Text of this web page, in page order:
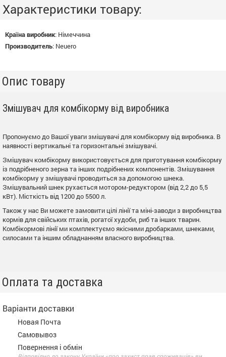
Характеристики товару:
Країна виробник: Німеччина
Производитель: Neuero
Опис товару
Змішувач для комбікорму від виробника
Пропонуємо до Вашої уваги змішувачі для комбікорму від виробника. В
наявності вертикальні та горизонтальні змішувачі.
Змішувач комбікорму використовується для приготування комбікорму
із подрібненого зерна та інших подрібнених компонентів. Змішування
комбікорму у змішувачі проводиться за допомогою шнека.
Змішувальний шнек рухається мотором-редуктором (від 2,2 до 5,5
кВт). Місткість від 1200 до 5500 л.
Також у нас Ви можете замовити цілі лінії та міні-заводи з виробництва
кормів для свійських птахів, рогатої худоби, риб та інших тварин.
Комбікормові лінії ми комплектуємо якісними дробарками, шнеками,
силосами та іншим обладнанням власного виробництва.
Оплата та доставка
Варіанти доставки
Новая Почта
Самовывоз
Повернення і обмін